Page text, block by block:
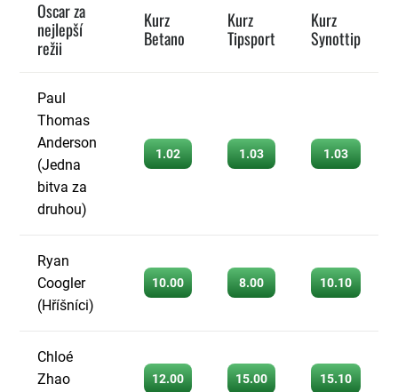
Oscar za
nejlepší
režii
Kurz
Betano
Kurz
Tipsport
Kurz
Synottip
Paul
Thomas
Anderson
(Jedna
bitva za
druhou)
1.02 1.03 1.03
Ryan
Coogler
(Hříšníci)
10.00 8.00 10.10
Chloé
Zhao
12.00 15.00 15.10